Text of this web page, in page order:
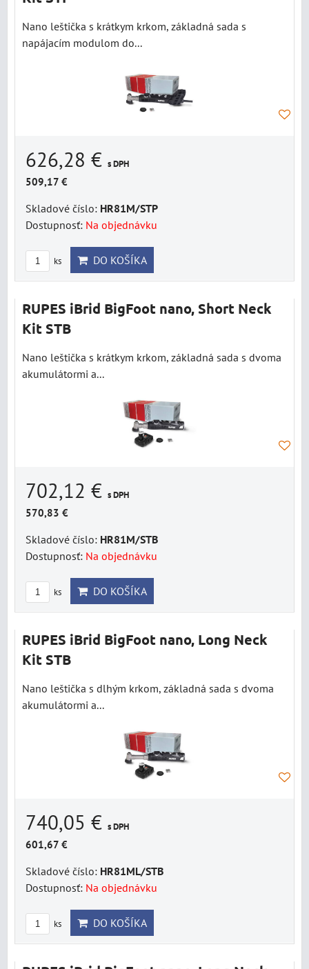
Nano leštička s krátkym krkom, základná sada s
napájacím modulom do...
626,28 € s DPH
509,17 €
Skladové číslo: HR81M/STP
Dostupnosť: Na objednávku
ks DO KOŠÍKA
RUPES iBrid BigFoot nano, Short Neck
Kit STB
Nano leštička s krátkym krkom, základná sada s dvoma
akumulátormi a...
702,12 € s DPH
570,83 €
Skladové číslo: HR81M/STB
Dostupnosť: Na objednávku
ks DO KOŠÍKA
RUPES iBrid BigFoot nano, Long Neck
Kit STB
Nano leštička s dlhým krkom, základná sada s dvoma
akumulátormi a...
740,05 € s DPH
601,67 €
Skladové číslo: HR81ML/STB
Dostupnosť: Na objednávku
ks DO KOŠÍKA